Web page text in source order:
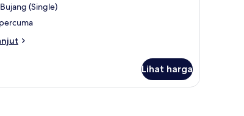
(Single)
Lihat harga